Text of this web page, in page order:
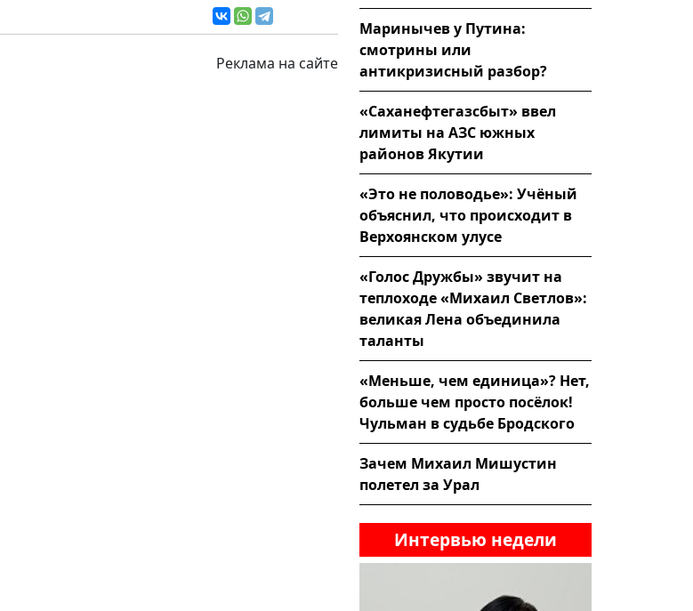
Реклама на сайте
Маринычев у Путина:
смотрины или
антикризисный разбор?
«Саханефтегазсбыт» ввел
лимиты на АЗС южных
районов Якутии
«Это не половодье»: Учёный
объяснил, что происходит в
Верхоянском улусе
«Голос Дружбы» звучит на
теплоходе «Михаил Светлов»:
великая Лена объединила
таланты
«Меньше, чем единица»? Нет,
больше чем просто посёлок!
Чульман в судьбе Бродского
Зачем Михаил Мишустин
полетел за Урал
Интервью недели